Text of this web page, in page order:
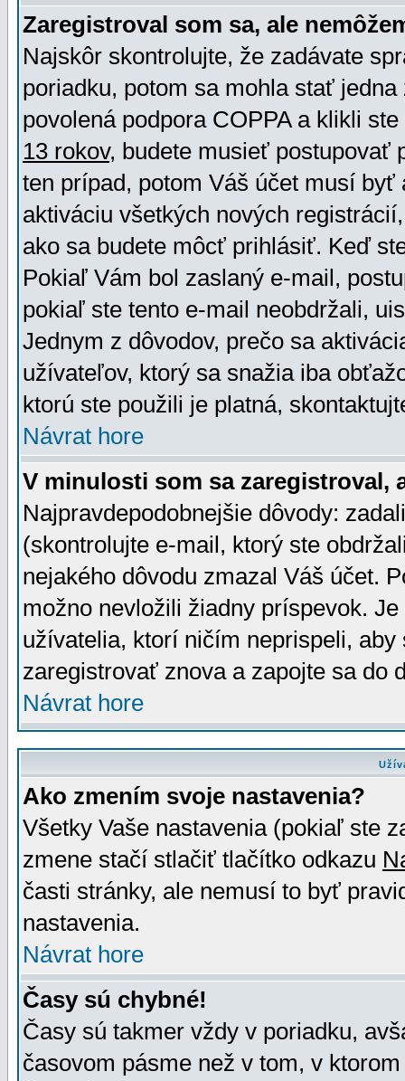
Zaregistroval som sa, ale
Najskôr skontrolujte, že zadávate
poriadku, potom sa mohla stať
povolená podpora COPPA a klikli
13 rokov, budete musieť postupovať
ten prípad, potom Váš účet musí
aktiváciu všetkých nových
ako sa budete môcť prihlásiť. Keď
Pokiaľ Vám bol zaslaný e-mail,
pokiaľ ste tento e-mail neobdržali,
Jednym z dôvodov, prečo sa
užívateľov, ktorý sa snažia iba
ktorú ste použili je platná,
Návrat hore
V minulosti som sa zaregistroval,
Najpravdepodobnejšie dôvody:
(skontrolujte e-mail, ktorý ste
nejakého dôvodu zmazal Váš účet.
možno nevložili žiadny príspevok.
užívatelia, ktorí ničím neprispeli,
zaregistrovať znova a zapojte sa do
Návrat hore
Ako zmením svoje nastavenia?
Všetky Vaše nastavenia (pokiaľ ste
zmene stačí stlačiť tlačítko odkazu
časti stránky, ale nemusí to byť
nastavenia.
Návrat hore
Časy sú chybné!
Časy sú takmer vždy v poriadku,
časovom pásme než v tom, v